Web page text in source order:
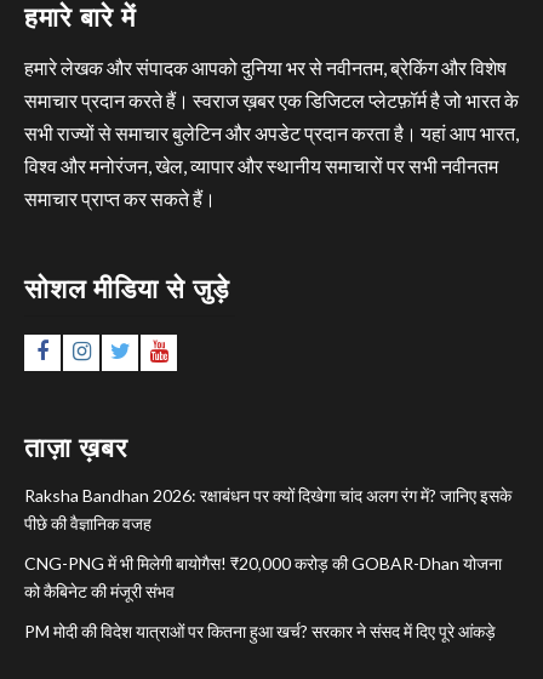
हमारे बारे में
हमारे लेखक और संपादक आपको दुनिया भर से नवीनतम, ब्रेकिंग और विशेष
समाचार प्रदान करते हैं। स्वराज ख़बर एक डिजिटल प्लेटफ़ॉर्म है जो भारत के
सभी राज्यों से समाचार बुलेटिन और अपडेट प्रदान करता है। यहां आप भारत,
विश्व और मनोरंजन, खेल, व्यापार और स्थानीय समाचारों पर सभी नवीनतम
समाचार प्राप्त कर सकते हैं।
सोशल मीडिया से जुड़े
FacebookInstagram
TwitterYouTube
ताज़ा ख़बर
Raksha Bandhan 2026: रक्षाबंधन पर क्यों दिखेगा चांद अलग रंग में? जानिए इसके
पीछे की वैज्ञानिक वजह
CNG-PNG में भी मिलेगी बायोगैस! ₹20,000 करोड़ की GOBAR-Dhan योजना
को कैबिनेट की मंजूरी संभव
PM मोदी की विदेश यात्राओं पर कितना हुआ खर्च? सरकार ने संसद में दिए पूरे आंकड़े